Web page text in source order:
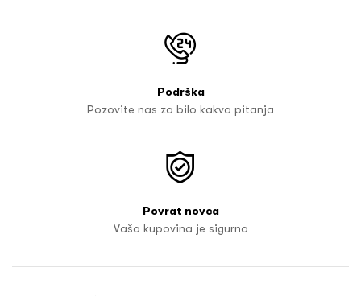
Podrška
Pozovite nas za bilo kakva pitanja
Povrat novca
Vaša kupovina je sigurna